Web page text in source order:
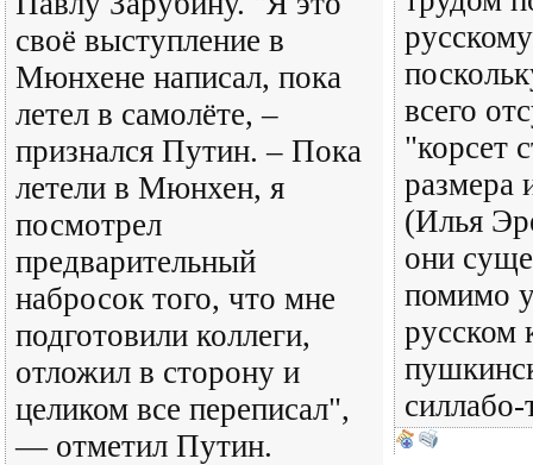
своё выступление в
Мюнхене написал, пока
летел в самолёте, –
признался Путин. – Пока
летели в Мюнхен, я
посмотрел
предварительный
набросок того, что мне
подготовили коллеги,
отложил в сторону и
целиком все переписал",
— отметил Путин.
всего
"корсет
размера
(Илья
они
помимо
русском